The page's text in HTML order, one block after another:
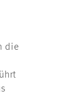
die